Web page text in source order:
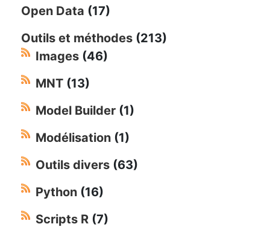
Open Data (17)
Outils et méthodes (213)
Images (46)
MNT (13)
Model Builder (1)
Modélisation (1)
Outils divers (63)
Python (16)
Scripts R (7)